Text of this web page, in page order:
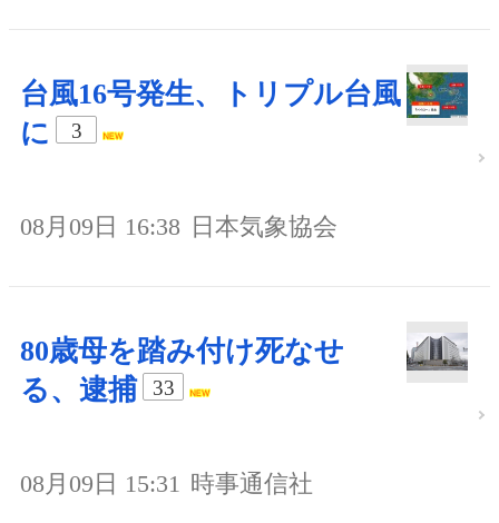
台風16号発生、トリプル台風
に
3
08月09日 16:38 日本気象協会
80歳母を踏み付け死なせ
る、逮捕
33
08月09日 15:31 時事通信社